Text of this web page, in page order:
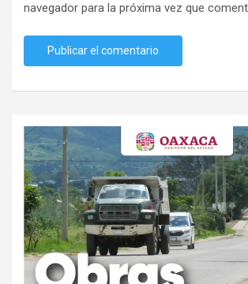
navegador para la próxima vez que